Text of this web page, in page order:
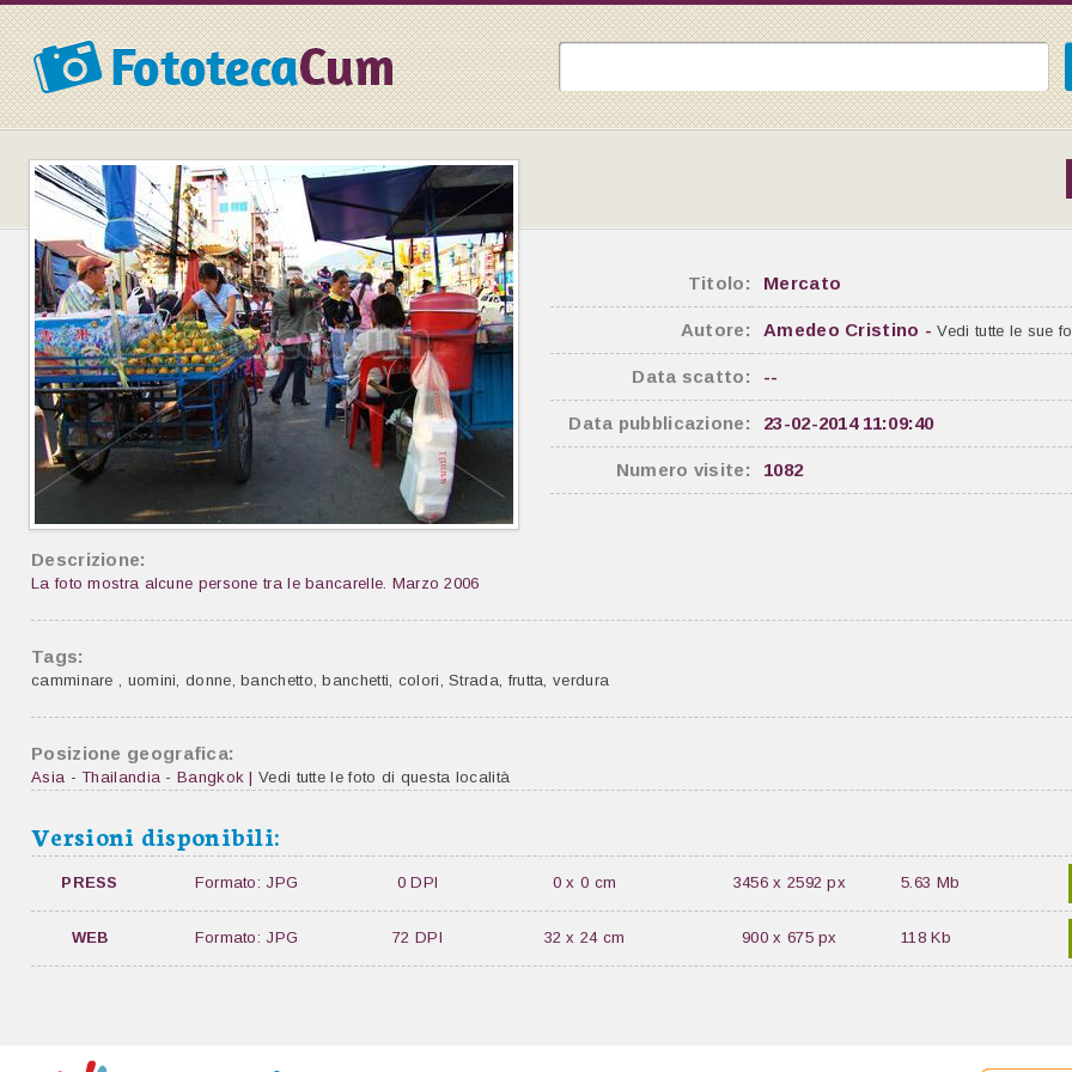
Titolo: Mercato
Autore: Amedeo Cristino -Vedi tutte le sue
Data scatto: --
Data pubblicazione: 23-02-2014 11:09:40
Numero visite: 1082
Descrizione:
La foto mostra alcune persone tra le bancarelle. Marzo 2006
Tags:
camminare , uomini,donne,banchetto,banchetti, colori,Strada,frutta,verdura
Posizione geografica:
Asia - Thailandia - Bangkok |Vedi tutte le foto di questa località
Versioni disponibili:
PRESS Formato: JPG 0 DPI 0 x 0 cm 3456 x 2592 px 5.63 Mb
WEB Formato: JPG 72 DPI 32 x 24 cm 900 x 675 px 118 Kb